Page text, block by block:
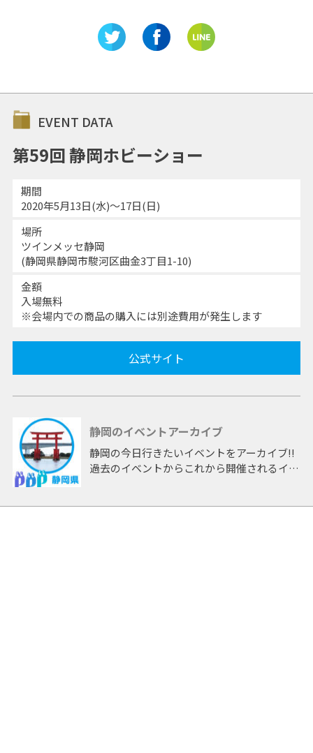
EVENT DATA
第59回 静岡ホビーショー
期間
2020年5月13日(水)〜17日(日)
場所
ツインメッセ静岡
(静岡県静岡市駿河区曲金3丁目1-10)
金額
入場無料
※会場内での商品の購入には別途費用が発生します
公式サイト
静岡のイベントアーカイブ
静岡の今日行きたいイベントをアーカイブ!!
過去のイベントからこれから開催されるイベ